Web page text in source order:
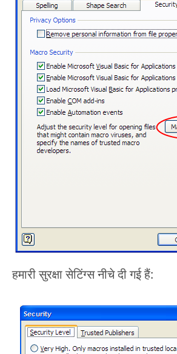
हमारी सुरक्षा सेटिंग्स नीचे दी गई हैं: